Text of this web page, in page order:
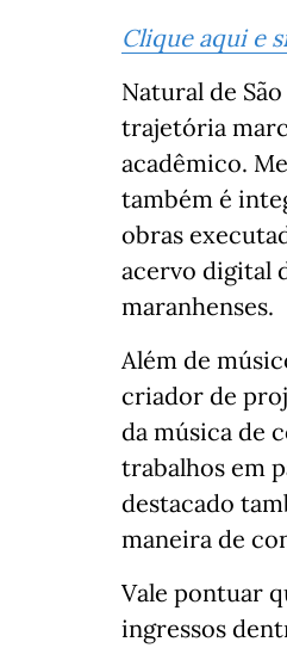
Clique aqui e
Natural de
trajetória
acadêmico.
também é
obras
acervo digital
maranhenses.
Além de
criador de
da música de
trabalhos em
destacado
maneira de
Vale pontuar
ingressos